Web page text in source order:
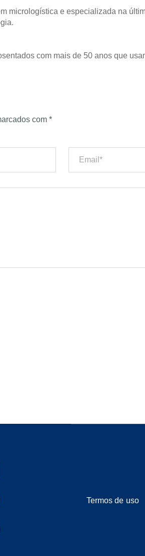
micrologística e especializada na
com mais de 50 anos que
com *
Termos de uso